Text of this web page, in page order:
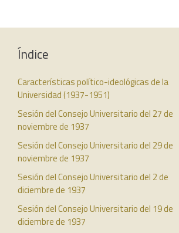
Índice
Características político-ideológicas de la
Universidad (1937-1951)
Sesión del Consejo Universitario del 27 de
noviembre de 1937
Sesión del Consejo Universitario del 29 de
noviembre de 1937
Sesión del Consejo Universitario del 2 de
diciembre de 1937
Sesión del Consejo Universitario del 19 de
diciembre de 1937